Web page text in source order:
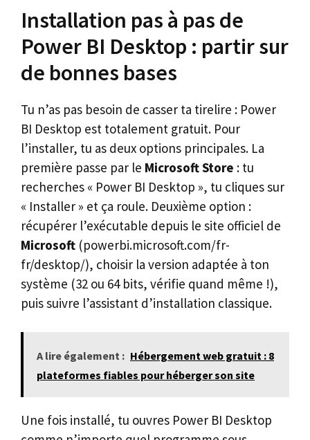
Installation pas à pas de
Power BI Desktop : partir sur
de bonnes bases
Tu n’as pas besoin de casser ta tirelire : Power
BI Desktop est totalement gratuit. Pour
l’installer, tu as deux options principales. La
première passe par le Microsoft Store : tu
recherches « Power BI Desktop », tu cliques sur
« Installer » et ça roule. Deuxième option :
récupérer l’exécutable depuis le site officiel de
Microsoft (powerbi.microsoft.com/fr-
fr/desktop/), choisir la version adaptée à ton
système (32 ou 64 bits, vérifie quand même !),
puis suivre l’assistant d’installation classique.
A lire également : Hébergement web gratuit : 8
plateformes fiables pour héberger son site
Une fois installé, tu ouvres Power BI Desktop